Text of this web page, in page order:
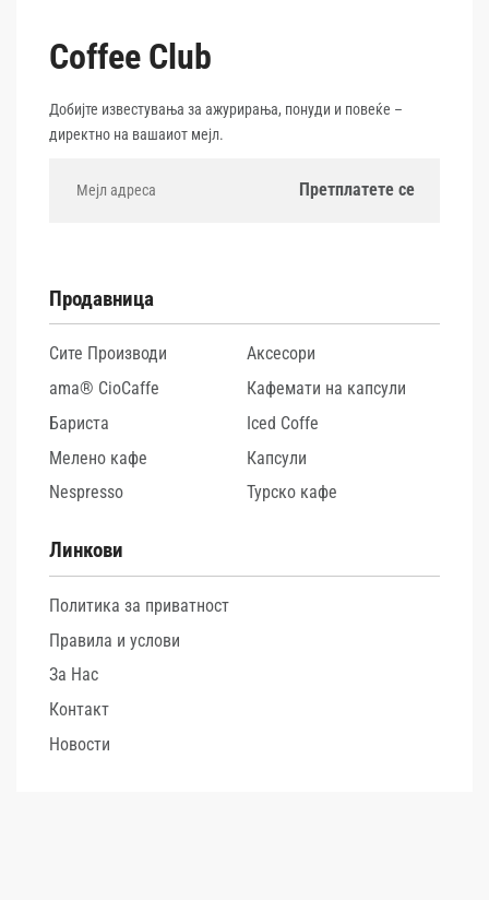
Coffee Club
Добијте известувања за ажурирања, понуди и повеќе –
директно на вашаиот мејл.
Продавница
Сите Производи
Аксесори
ama® CioCaffe
Кафемати на капсули
Бариста
Iced Coffe
Мелено кафе
Капсули
Nespresso
Турско кафе
Линкови
Политика за приватност
Правила и услови
За Нас
Контакт
Новости